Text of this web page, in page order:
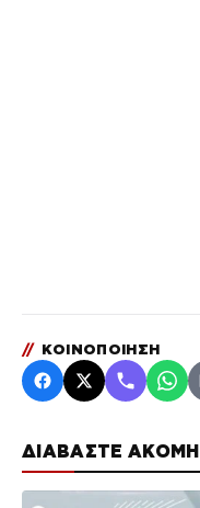
ΔΙΑΒΑΣΤΕ ΑΚΟΜΗ
// ΚΟΙΝΟΠΟΙΗΣΗ